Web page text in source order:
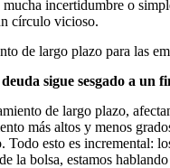
incertidumbre o
círculo vicioso.
de largo plazo para las
sigue sesgado a un
de largo plazo,
más altos y menos
Todo esto es incremental:
la bolsa, estamos